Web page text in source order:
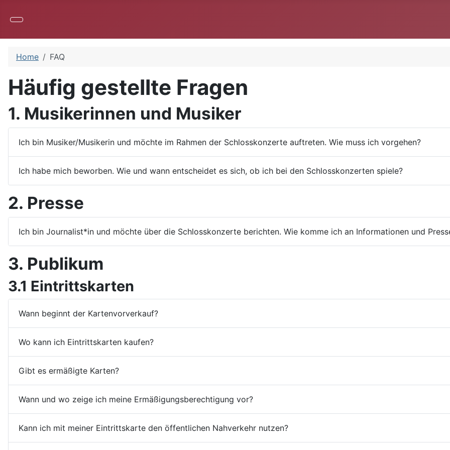
Home FAQ
Häufig gestellte Fragen
1. Musikerinnen und Musiker
Ich bin Musiker/Musikerin und möchte im Rahmen der Schlosskonzerte auftreten. Wie muss ich vorgehen?
Ich habe mich beworben. Wie und wann entscheidet es sich, ob ich bei den Schlosskonzerten spiele?
2. Presse
Ich bin Journalist*in und möchte über die Schlosskonzerte berichten. Wie komme ich an Informationen und
3. Publikum
3.1 Eintrittskarten
Wann beginnt der Kartenvorverkauf?
Wo kann ich Eintrittskarten kaufen?
Gibt es ermäßigte Karten?
Wann und wo zeige ich meine Ermäßigungsberechtigung vor?
Kann ich mit meiner Eintrittskarte den öffentlichen Nahverkehr nutzen?